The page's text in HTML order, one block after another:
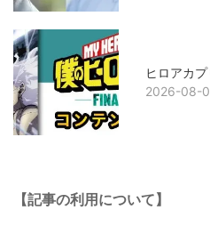
ヒロアカ
2026-08-
【記事の利用について】